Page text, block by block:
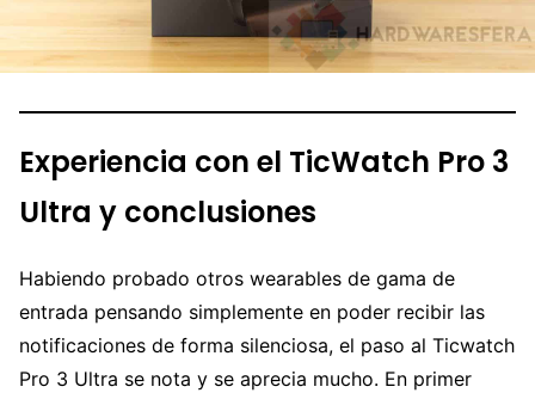
Experiencia con el TicWatch Pro 3
Ultra y conclusiones
Habiendo probado otros wearables de gama de
entrada pensando simplemente en poder recibir las
notificaciones de forma silenciosa, el paso al Ticwatch
Pro 3 Ultra se nota y se aprecia mucho. En primer